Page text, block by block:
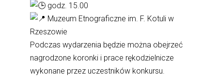
godz. 15.00
Muzeum Etnograficzne im. F. Kotuli w
Rzeszowie
Podczas wydarzenia będzie można obejrzeć
nagrodzone koronki i prace rękodzielnicze
wykonane przez uczestników konkursu.